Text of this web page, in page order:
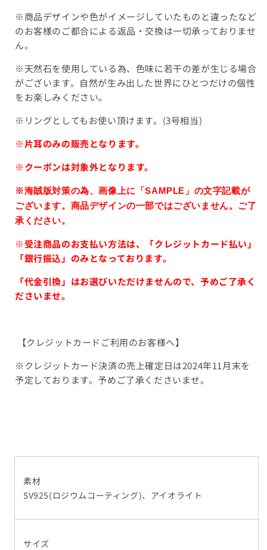
※商品デザインや色がイメージしていたものと違ったなど
のお客様のご都合による返品・交換は一切承っておりませ
ん。
※天然石を使用している為、色味に若干の差が生じる場合
がございます。自然が生み出した世界にひとつだけの個性
をお楽しみください。
※リングとしてもお使い頂けます。(3号相当)
※片耳のみの販売となります。
※クーポンは対象外となります。
※海賊版対策の為、画像上に「SAMPLE」の文字記載が
ございます。 商品デザインの一部ではございません。ご了
承ください。
※受注商品のお支払い方法は、「クレジットカード払い」
「銀行振込」のみとなっております。
「代金引換」はお選びいただけませんので、予めご了承く
ださいませ。
【クレジットカードご利用のお客様へ】
※クレジットカード決済の売上確定日は2024年11月末を
予定しております。予めご了承くださいませ。
素材
SV925(ロジウムコーティング)、アイオライト
サイズ